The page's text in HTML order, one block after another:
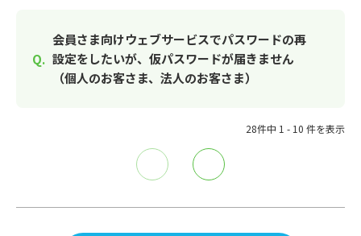
会員さま向けウェブサービスでパスワードの再
設定をしたいが、仮パスワードが届きません
（個人のお客さま、法人のお客さま）
28件中 1 - 10 件を表示